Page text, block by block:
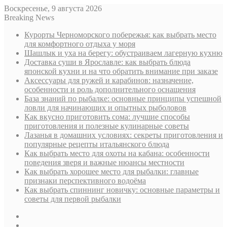
Воскресенье, 9 августа 2026
Breaking News
Курорты Черноморского побережья: как выбрать место
для комфортного отдыха у моря
Шашлык и уха на берегу: обустраиваем лагерную кухню
Доставка суши в Ярославле: как выбрать блюда
японской кухни и на что обратить внимание при заказе
Аксессуары для ружей и карабинов: назначение,
особенности и роль дополнительного оснащения
База знаний по рыбалке: основные принципы успешной
ловли для начинающих и опытных рыболовов
Как вкусно приготовить сома: лучшие способы
приготовления и полезные кулинарные советы
Лазанья в домашних условиях: секреты приготовления и
популярные рецепты итальянского блюда
Как выбрать место для охоты на кабана: особенности
поведения зверя и важные нюансы местности
Как выбрать хорошее место для рыбалки: главные
признаки перспективного водоёма
Как выбрать спиннинг новичку: основные параметры и
советы для первой рыбалки